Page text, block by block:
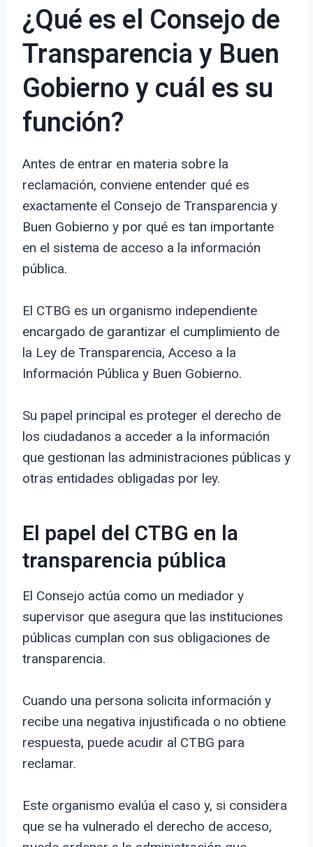
¿Qué es el Consejo de
Transparencia y Buen
Gobierno y cuál es su
función?
Antes de entrar en materia sobre la
reclamación, conviene entender qué es
exactamente el Consejo de Transparencia y
Buen Gobierno y por qué es tan importante
en el sistema de acceso a la información
pública.
El CTBG es un organismo independiente
encargado de garantizar el cumplimiento de
la Ley de Transparencia, Acceso a la
Información Pública y Buen Gobierno.
Su papel principal es proteger el derecho de
los ciudadanos a acceder a la información
que gestionan las administraciones públicas y
otras entidades obligadas por ley.
El papel del CTBG en la
transparencia pública
El Consejo actúa como un mediador y
supervisor que asegura que las instituciones
públicas cumplan con sus obligaciones de
transparencia.
Cuando una persona solicita información y
recibe una negativa injustificada o no obtiene
respuesta, puede acudir al CTBG para
reclamar.
Este organismo evalúa el caso y, si considera
que se ha vulnerado el derecho de acceso,